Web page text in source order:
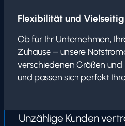
Flexibilität und
Ob für Ihr Unternehmen,
Zuhause – unsere
verschiedenen Größen
und passen sich perfekt
Unzählige Kunden